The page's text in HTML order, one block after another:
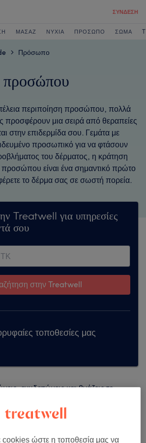
ΣΎΝΔΕΣΗ
ΜΑΣΆΖ ΝΎΧΙΑ ΠΡΌΣΩΠΟ ΣΏΜΑ
> Πρόσωπο
προσώπου
τέλεια περιποίηση προσώπου, πολλά
προσφέρουν μια σειρά από θεραπείες
στην επιδερμίδα σου. Γεμάτα με
προσωπικό για να φτάσουν
του δέρματος, η κράτηση
προσώπου είναι ένα σημαντικό πρώτο
το δέρμα σας σε σωστή πορεία.
Treatwell για υπηρεσίες
σου
στην Treatwell
τοποθεσίες μας
ενυδατώνεις και βγάζεις το
Εκτός από ένα καλό σύστημα
μια επαγγελματική περιποίηση
cookies ώστε η τοποθεσία μας να